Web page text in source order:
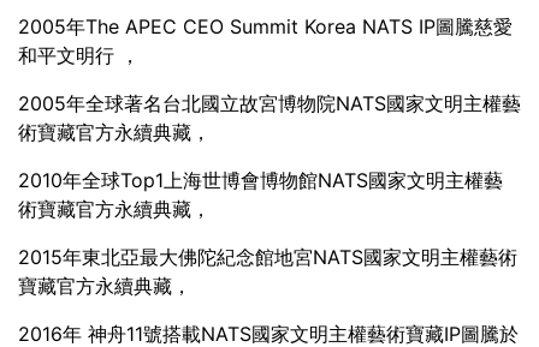
2005年The APEC CEO Summit Korea NATS IP圖騰慈愛
和平文明行 ，
2005年全球著名台北國立故宮博物院NATS國家文明主權藝
術寶藏官方永續典藏，
2010年全球Top1上海世博會博物館NATS國家文明主權藝
術寶藏官方永續典藏，
2015年東北亞最大佛陀紀念館地宮NATS國家文明主權藝術
寶藏官方永續典藏，
2016年 神舟11號搭載NATS國家文明主權藝術寶藏IP圖騰於